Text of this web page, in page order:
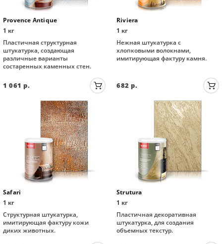
Provence Antique
1 кг
Пластичная структурная
штукатурка, создающая
различные варианты
состаренных каменных стен.
1 061 р.
Riviera
1 кг
Нежная штукатурка с
хлопковыми волокнами,
имитирующая фактуру камня.
682 р.
Safari
1 кг
Структурная штукатурка,
имитирующая фактуру кожи
диких животных.
Strutura
1 кг
Пластичная декоративная
штукатурка, для создания
объемных текстур.